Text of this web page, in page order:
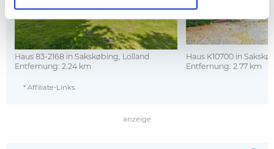
Haus 83-2168 in Sakskøbing, Lolland
Entfernung: 2.24 km
Haus K10700 in
Entfernung: 2.77 km
* Affiliate-Links
anzeige